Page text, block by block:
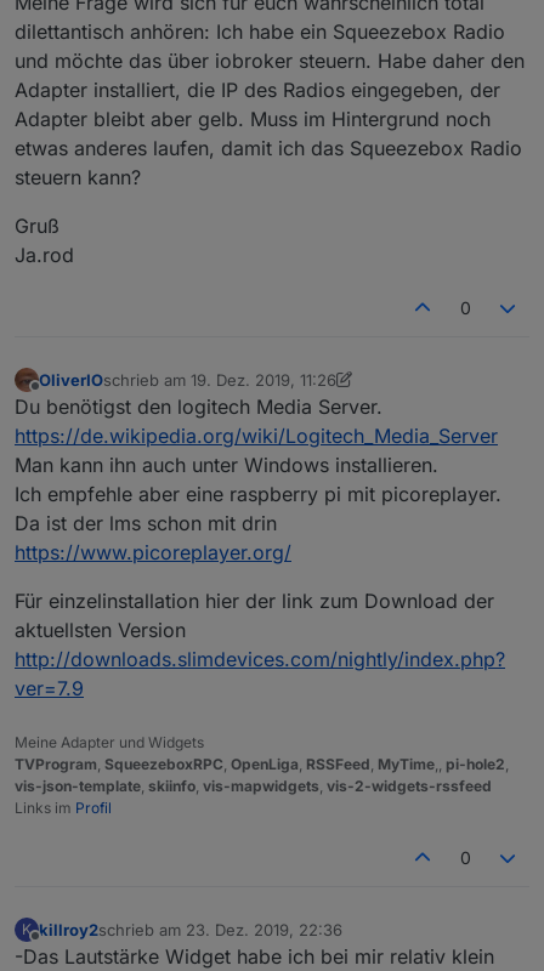
dilettantisch anhören: Ich habe ein Squeezebox Radio
und möchte das über iobroker steuern. Habe daher den
Adapter installiert, die IP des Radios eingegeben, der
Adapter bleibt aber gelb. Muss im Hintergrund noch
etwas anderes laufen, damit ich das Squeezebox Radio
steuern kann?
Gruß
Ja.rod
0
Offline
OliverIOschrieb am 19. Dez. 2019, 11:26
zuletzt editiert von OliverIO
Du benötigst den logitech Media Server.
https://de.wikipedia.org/wiki/Logitech_Media_Server
Man kann ihn auch unter Windows installieren.
Ich empfehle aber eine raspberry pi mit picoreplayer.
Da ist der lms schon mit drin
https://www.picoreplayer.org/
Für einzelinstallation hier der link zum Download der
aktuellsten Version
http://downloads.slimdevices.com/nightly/index.php?
ver=7.9
Meine Adapter und Widgets
TVProgram, SqueezeboxRPC, OpenLiga, RSSFeed, MyTime,, pi-hole2,
vis-json-template, skiinfo, vis-mapwidgets, vis-2-widgets-rssfeed
Links im Profil
0
K
Offline
killroy2schrieb am 23. Dez. 2019, 22:36
zuletzt editiert von
-Das Lautstärke Widget habe ich bei mir relativ klein